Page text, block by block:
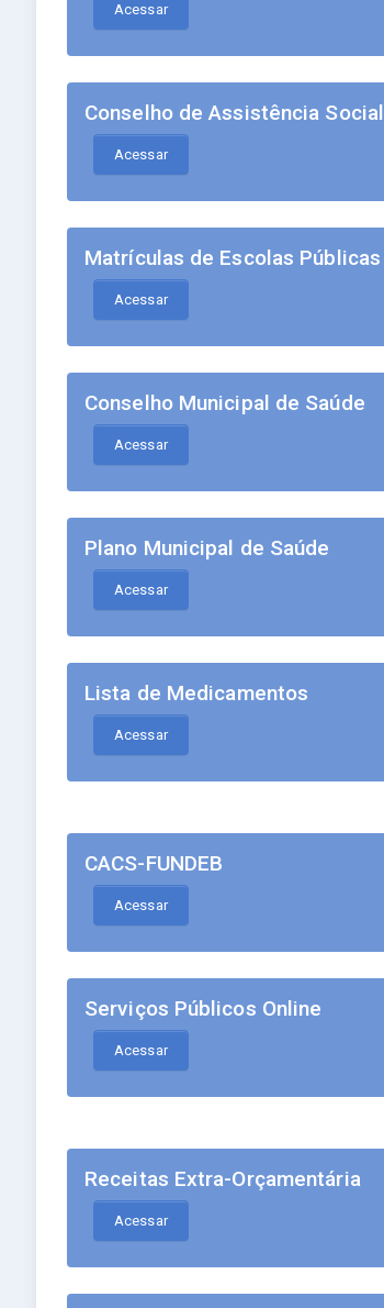
Acessar
Conselho de Assistência Social
Acessar
Matrículas de Escolas Públicas
Acessar
Conselho Municipal de Saúde
Acessar
Plano Municipal de Saúde
Acessar
Lista de Medicamentos
Acessar
CACS-FUNDEB
Acessar
Serviços Públicos Online
Acessar
Receitas Extra-Orçamentária
Acessar